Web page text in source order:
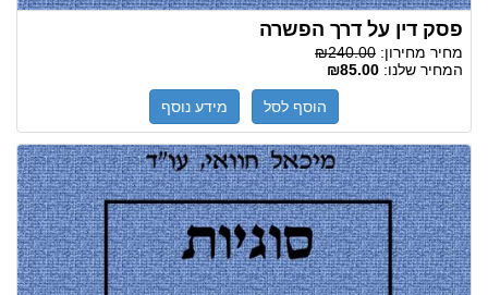
פסק דין על דרך הפשרה
מחיר מחירון: ₪240.00
המחיר שלנו: ₪85.00
הוסף לסל מידע נוסף